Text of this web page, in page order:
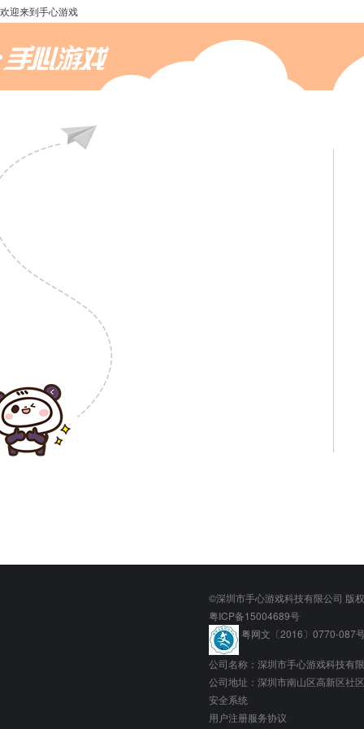
欢迎来到手心游戏
©深圳市手心游戏科技有限公司 版
粤ICP备15004689号
粤网文〔2016〕0770-087
公司名称：深圳市手心游戏科技有
公司地址：深圳市南山区高新区社
安全系统
用户注册服务协议